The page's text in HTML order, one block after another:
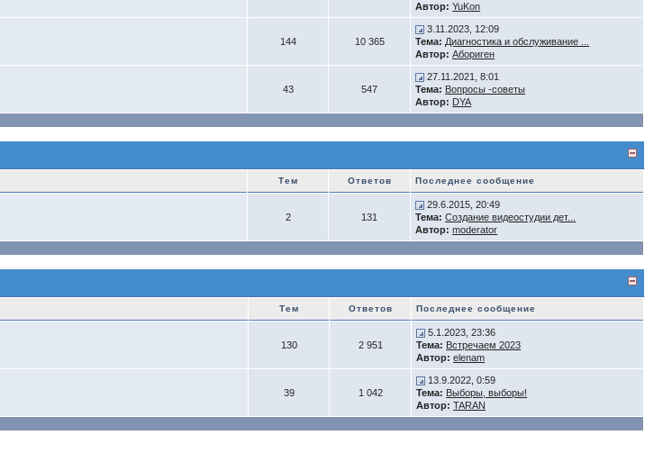
Автор: YuKon
144 10 365
3.11.2023, 12:09
Тема: Диагностика и обслуживание ...
Автор: Абориген
43 547
27.11.2021, 8:01
Тема: Вопросы -советы
Автор: DYA
Тем Ответов Последнее сообщение
2 131
29.6.2015, 20:49
Тема: Создание видеостудии дет...
Автор: moderator
Тем Ответов Последнее сообщение
130 2 951
5.1.2023, 23:36
Тема: Встречаем 2023
Автор: elenam
39 1 042
13.9.2022, 0:59
Тема: Выборы, выборы!
Автор: TARAN